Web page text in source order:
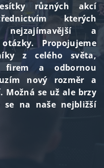
různých akcí
kterých
nejzajímavější a
Propojujeme
z celého světa,
firem a odbornou
nový rozměr a
se už ale brzy
se na naše nejbližší